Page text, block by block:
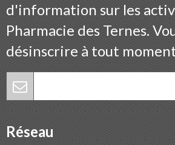
d'information sur les
Pharmacie des Ternes.
désinscrire à tout
Réseau